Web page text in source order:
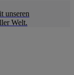
unseren
Welt.